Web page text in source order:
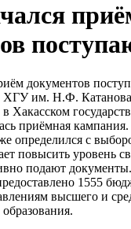
ХГУ им. Н.Ф. Катанова
Хакасском
приёмная
определился с
повысить уровень
подают
1555
высшего и